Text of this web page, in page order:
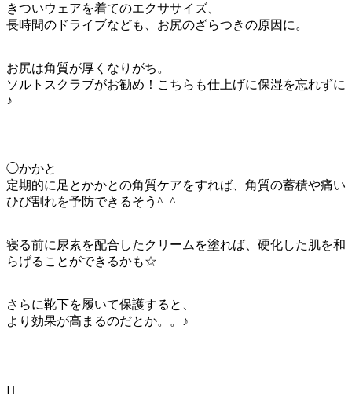
きついウェアを着てのエクササイズ、
長時間のドライブなども、お尻のざらつきの原因に。
お尻は角質が厚くなりがち。
ソルトスクラブがお勧め！こちらも仕上げに保湿を忘れずに
♪
◯かかと
定期的に足とかかとの角質ケアをすれば、角質の蓄積や痛い
ひび割れを予防できるそう^_^
寝る前に尿素を配合したクリームを塗れば、硬化した肌を和
らげることができるかも☆
さらに靴下を履いて保護すると、
より効果が高まるのだとか。。♪
H